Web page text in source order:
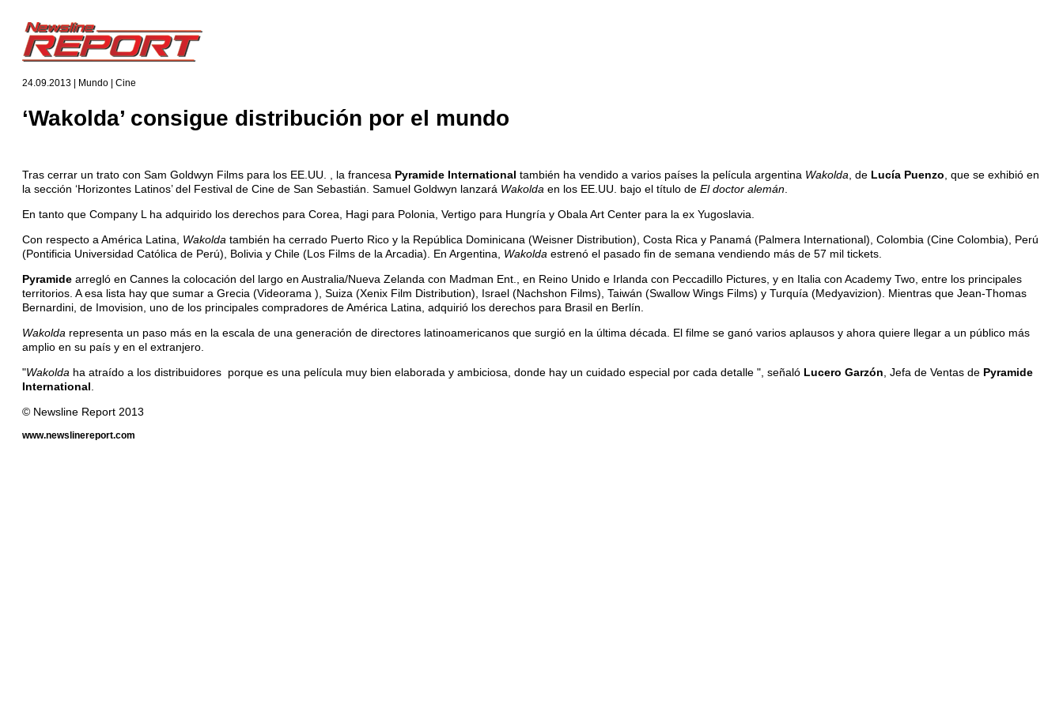
24.09.2013 | Mundo | Cine
‘Wakolda’ consigue distribución por el mundo
Tras cerrar un trato con Sam Goldwyn Films para los EE.UU. , la francesa Pyramide International también ha vendido a varios países la película argentina Wakolda , de Lucía Puenzo , que se exhibió en
la sección ‘Horizontes Latinos’ del Festival de Cine de San Sebastián. Samuel Goldwyn lanzará Wakolda en los EE.UU. bajo el título de El doctor alemán
En tanto que Company L ha adquirido los derechos para Corea, Hagi para Polonia, Vertigo para Hungría y Obala Art Center para la ex Yugoslavia.
Con respecto a América Latina, Wakolda también ha cerrado Puerto Rico y la República Dominicana (Weisner Distribution), Costa Rica y Panamá (Palmera International), Colombia (Cine Colombia), Perú
(Pontificia Universidad Católica de Perú), Bolivia y Chile (Los Films de la Arcadia). En Argentina, Wakolda estrenó el pasado fin de semana vendiendo más de 57 mil tickets.
Pyramide arregló en Cannes la colocación del largo en Australia/Nueva Zelanda con Madman Ent., en Reino Unido e Irlanda con Peccadillo Pictures, y en Italia con Academy Two, entre los principales
territorios. A esa lista hay que sumar a Grecia (Videorama ), Suiza (Xenix Film Distribution), Israel (Nachshon Films), Taiwán (Swallow Wings Films) y Turquía (Medyavizion). Mientras que Jean-Thomas
Bernardini, de Imovision, uno de los principales compradores de América Latina, adquirió los derechos para Brasil en Berlín.
Wakolda representa un paso más en la escala de una generación de directores latinoamericanos que surgió en la última década. El filme se ganó varios aplausos y ahora quiere llegar a un público más
amplio en su país y en el extranjero.
"Wakolda ha atraído a los distribuidores porque es una película muy bien elaborada y ambiciosa, donde hay un cuidado especial por cada detalle ", señaló Lucero Garzón , Jefa de Ventas de Pyramide
International
© Newsline Report 2013
www.newslinereport.com